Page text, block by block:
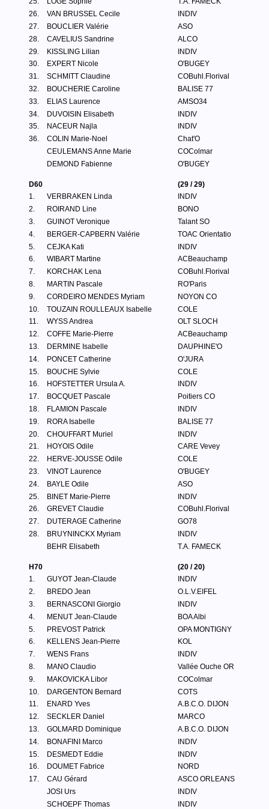
26.
VAN BRUSSEL Cecile
INDIV
27.
BOUCLIER Valérie
ASO
28.
CAVELIUS Sandrine
ALCO
29.
KISSLING Lilian
INDIV
30.
EXPERT Nicole
O'BUGEY
31.
SCHMITT Claudine
COBuhl.Florival
32.
BOUCHERIE Caroline
BALISE 77
33.
ELIAS Laurence
AMSO34
34.
DUVOISIN Elisabeth
INDIV
35.
NACEUR Najla
INDIV
36.
COLIN Marie-Noel
Chat'O
CEULEMANS Anne Marie
COColmar
DEMOND Fabienne
O'BUGEY
D60
(29 / 29)
1.
VERBRAKEN Linda
INDIV
2.
ROIRAND Line
BONO
3.
GUINOT Veronique
Talant SO
4.
BERGER-CAPBERN Valérie
TOAC Orientatio
5.
CEJKA Kati
INDIV
6.
WIBART Martine
ACBeauchamp
7.
KORCHAK Lena
COBuhl.Florival
8.
MARTIN Pascale
RO'Paris
9.
CORDEIRO MENDES Myriam
NOYON CO
10.
TOUZAIN ROULLEAUX Isabelle
COLE
11.
WYSS Andrea
OLT SLOCH
12.
COFFE Marie-Pierre
ACBeauchamp
13.
DERMINE Isabelle
DAUPHINE'O
14.
PONCET Catherine
O'JURA
15.
BOUCHE Sylvie
COLE
16.
HOFSTETTER Ursula A.
INDIV
17.
BOCQUET Pascale
Poitiers CO
18.
FLAMION Pascale
INDIV
19.
RORA Isabelle
BALISE 77
20.
CHOUFFART Muriel
INDIV
21.
HOYOIS Odile
CARE Vevey
22.
HERVE-JOUSSE Odile
COLE
23.
VINOT Laurence
O'BUGEY
24.
BAYLE Odile
ASO
25.
BINET Marie-Pierre
INDIV
26.
GREVET Claudie
COBuhl.Florival
27.
DUTERAGE Catherine
GO78
28.
BRUYNINCKX Myriam
INDIV
BEHR Elisabeth
T.A. FAMECK
H70
(20 / 20)
1.
GUYOT Jean-Claude
INDIV
2.
BREDO Jean
O.L.V.EIFEL
3.
BERNASCONI Giorgio
INDIV
4.
MENUT Jean-Claude
BOA Albi
5.
PREVOST Patrick
OPA MONTIGNY
6.
KELLENS Jean-Pierre
KOL
7.
WENS Frans
INDIV
8.
MANO Claudio
Vallée Ouche OR
9.
MAKOVICKA Libor
COColmar
10.
DARGENTON Bernard
COTS
11.
ENARD Yves
A.B.C.O. DIJON
12.
SECKLER Daniel
MARCO
13.
GOLMARD Dominique
A.B.C.O. DIJON
14.
BONAFINI Marco
INDIV
15.
DESMEDT Eddie
INDIV
16.
DOUMET Fabrice
NORD
17.
CAU Gérard
ASCO ORLEANS
JOSI Urs
INDIV
SCHOEPF Thomas
INDIV